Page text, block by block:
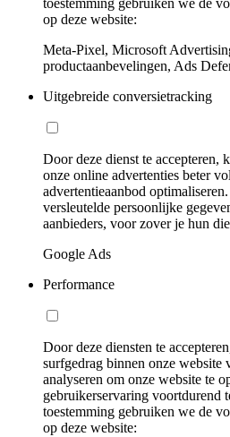
toestemming gebruiken we de
op deze website:
Meta-Pixel, Microsoft
productaanbevelingen, Ads
Uitgebreide conversietracking
Door deze dienst te accepteren,
onze online advertenties beter
advertentieaanbod
versleutelde persoonlijke
aanbieders, voor zover je hun
Google Ads
Performance
Door deze diensten te
surfgedrag binnen onze website
analyseren om onze website te
gebruikerservaring voortdurend
toestemming gebruiken we de
op deze website: